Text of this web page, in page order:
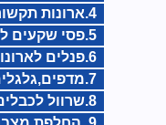
4.ארונות תקשורת ושרתים
5.פסי שקעים לארון תקשורת
6.פנלים לארונות תקשורת
7.מדפים,גלגלים,מאווררים
8.שרוול לכבלים